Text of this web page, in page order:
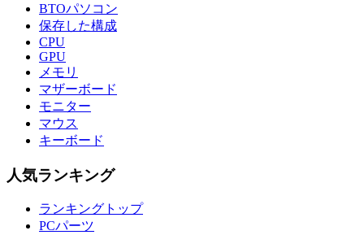
BTOパソコン
保存した構成
CPU
GPU
メモリ
マザーボード
モニター
マウス
キーボード
人気ランキング
ランキングトップ
PCパーツ